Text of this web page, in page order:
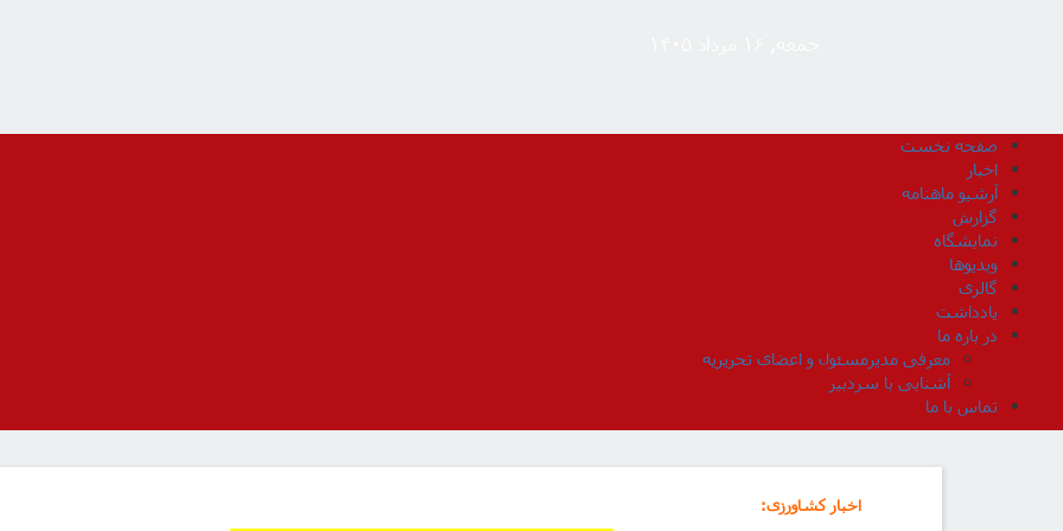
صفحه نخست
اخبار
آرشیو ماهنامه
گزارش
نمایشگاه
ویدیوها
گالری
یادداشت
در باره ما
معرفی مدیرمسئول و اعضای تحریریه
آشنایی با سردبیر
تماس با ما
اخبار کشاورزی: